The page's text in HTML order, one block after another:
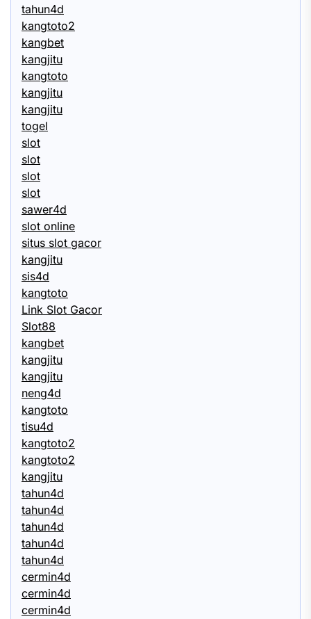
tahun4d
kangtoto2
kangbet
kangjitu
kangtoto
kangjitu
kangjitu
togel
slot
slot
slot
slot
sawer4d
slot online
situs slot gacor
kangjitu
sis4d
kangtoto
Link Slot Gacor
Slot88
kangbet
kangjitu
kangjitu
neng4d
kangtoto
tisu4d
kangtoto2
kangtoto2
kangjitu
tahun4d
tahun4d
tahun4d
tahun4d
tahun4d
cermin4d
cermin4d
cermin4d